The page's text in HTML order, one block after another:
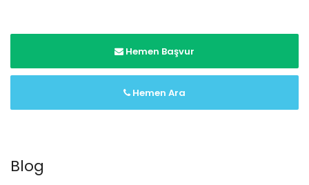
Hemen Başvur
Hemen Ara
Blog